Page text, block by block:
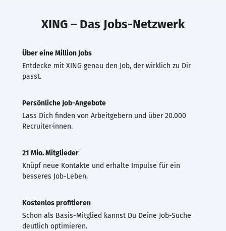
XING – Das Jobs-Netzwerk
Über eine Million Jobs
Entdecke mit XING genau den Job, der wirklich zu Dir
passt.
Persönliche Job-Angebote
Lass Dich finden von Arbeitgebern und über 20.000
Recruiter·innen.
21 Mio. Mitglieder
Knüpf neue Kontakte und erhalte Impulse für ein
besseres Job-Leben.
Kostenlos profitieren
Schon als Basis-Mitglied kannst Du Deine Job-Suche
deutlich optimieren.